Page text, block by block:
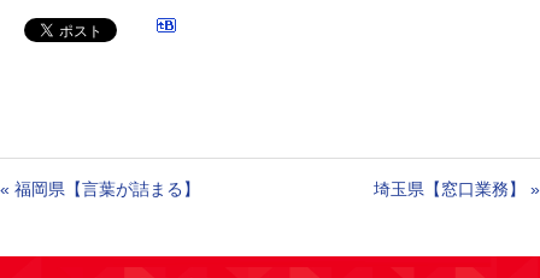
« 福岡県【言葉が詰まる】 埼玉県【窓口業務】 »